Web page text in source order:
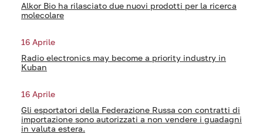
Alkor Bio ha rilasciato due nuovi prodotti per la ricerca
molecolare
16 Aprile
Radio electronics may become a priority industry in
Kuban
16 Aprile
Gli esportatori della Federazione Russa con contratti di
importazione sono autorizzati a non vendere i guadagni
in valuta estera.